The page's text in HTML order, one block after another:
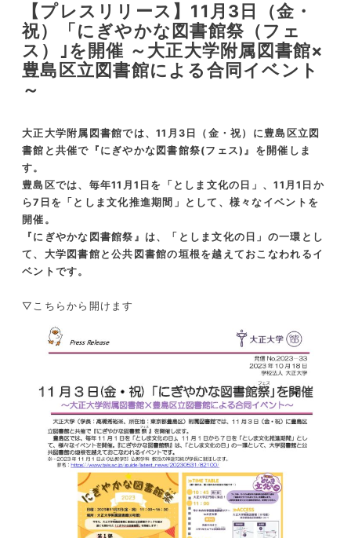
【プレスリリース】11月3日（金・
祝）「にぎやかな図書館祭（フェ
ス）｣を開催 ～大正大学附属図書館×
豊島区立図書館による合同イベント
～
大正大学附属図書館では、11 月 3 日（金・祝）に豊島区立図
書館と共催で『にぎやかな図書館祭(フェス) 』を開催しま
す。
豊島区では、毎年11 月 1 日を「としま文化の日」、11 月1 日か
ら7 日を「としま文化推進期間」として、様々なイベントを
開催。
『にぎやかな図書館祭』は、「としま文化の日」の一環とし
て、大学図書館と公共図書館の垣根を越えておこなわれるイ
ベントです。
▽こちらから開けます